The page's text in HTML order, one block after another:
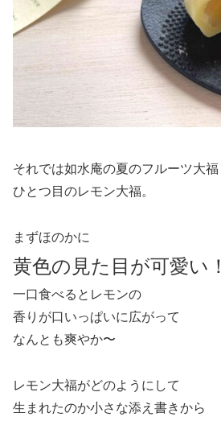
それでは如水庵の夏のフルーツ大福
ひとつ目のレモン大福。
まずほのかに
黄色の見た目が可愛い！
一口食べるとレモンの
香りが口いっぱいに広がって
なんとも爽やか〜
レモン大福がどのようにして
生まれたのか小さな添え書きから